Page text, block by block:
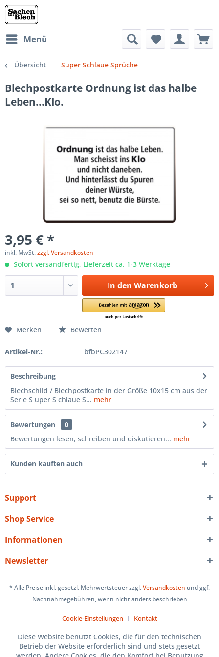
Menü
Übersicht Super Schlaue Sprüche
Blechpostkarte Ordnung ist das halbe
Leben...Klo.
3,95 € *
inkl. MwSt.zzgl. Versandkosten
Sofort versandfertig, Lieferzeit ca. 1-3 Werktage
In den Warenkorb
Merken Bewerten
Artikel-Nr.: bfbPC302147
Beschreibung
Blechschild / Blechpostkarte in der Größe 10x15 cm aus der
Serie S uper S chlaue S... mehr
Bewertungen
0
Bewertungen lesen, schreiben und diskutieren... mehr
Kunden kauften auch
Support
Shop Service
Informationen
Newsletter
* Alle Preise inkl. gesetzl. Mehrwertsteuer zzgl.Versandkosten und ggf.
Nachnahmegebühren, wenn nicht anders beschrieben
Cookie-Einstellungen Kontakt
Diese Website benutzt Cookies, die für den technischen
Betrieb der Website erforderlich sind und stets gesetzt